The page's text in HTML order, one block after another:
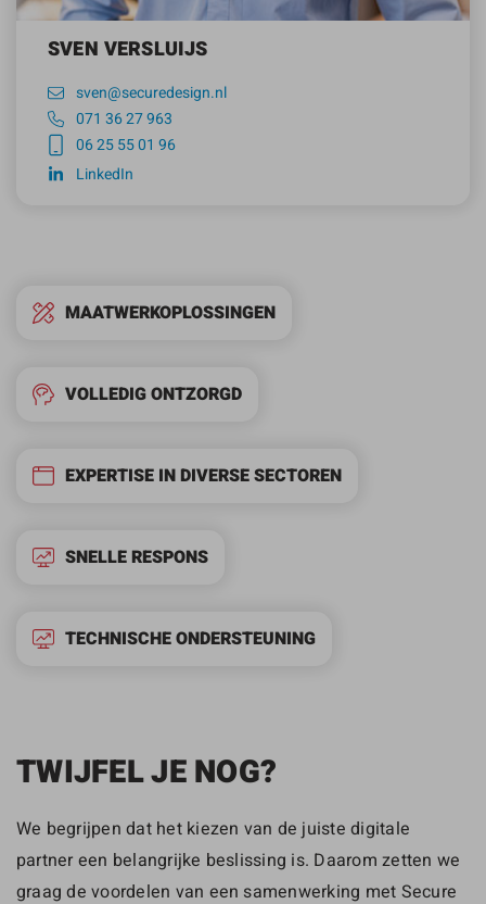
SVEN VERSLUIJS
sven@securedesign.nl
071 36 27 963
06 25 55 01 96
LinkedIn
MAATWERKOPLOSSINGEN
VOLLEDIG ONTZORGD
EXPERTISE IN DIVERSE SECTOREN
SNELLE RESPONS
TECHNISCHE ONDERSTEUNING
TWIJFEL JE NOG?
We begrijpen dat het kiezen van de juiste digitale
partner een belangrijke beslissing is. Daarom zetten we
graag de voordelen van een samenwerking met Secure